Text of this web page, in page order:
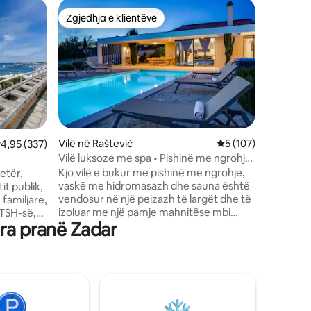
mesatar 4,95 nga 5, 337 vlerësime
4,95 (337)
publik,
së,
të
kohë
i
Zgjedhja e klientëve
Zgjedhja e klientëve
Vilë në Raštević Vlerësimi mesatar
5 (107)
Vilë luksoze me spa • Pishinë me ngrohje,
xhakuzi dhe sauna
Kjo vilë e bukur me pishinë me ngrohje,
vaskë me hidromasazh dhe sauna është
vendosur në një peizazh të largët dhe të
izoluar me një pamje mahnitëse mbi
luginë Pishinë me ngrohje nga prilli deri
në nëntor Vend i shkëlqyer për t 'u
km larg Spliti është 125 km (aeroporti 99
pranë Zadar